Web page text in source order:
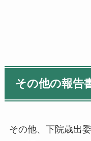
その他の報告
その他、下院歳出